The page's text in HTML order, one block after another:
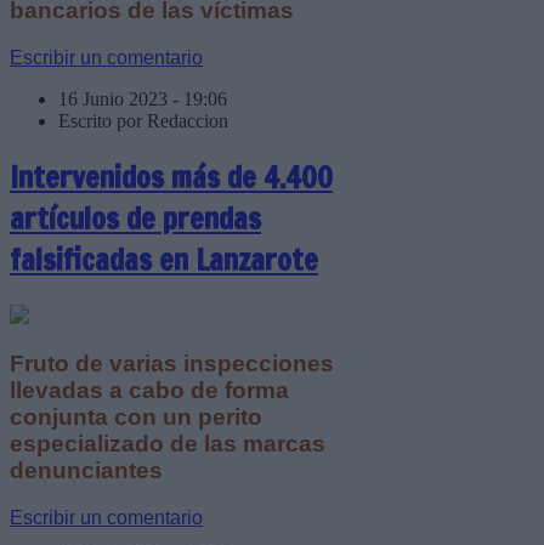
bancarios de las víctimas
Escribir un comentario
16 Junio 2023 - 19:06
Escrito por Redaccion
Intervenidos más de 4.400
artículos de prendas
falsificadas en Lanzarote
Fruto de varias inspecciones
llevadas a cabo de forma
conjunta con un perito
especializado de las marcas
denunciantes
Escribir un comentario